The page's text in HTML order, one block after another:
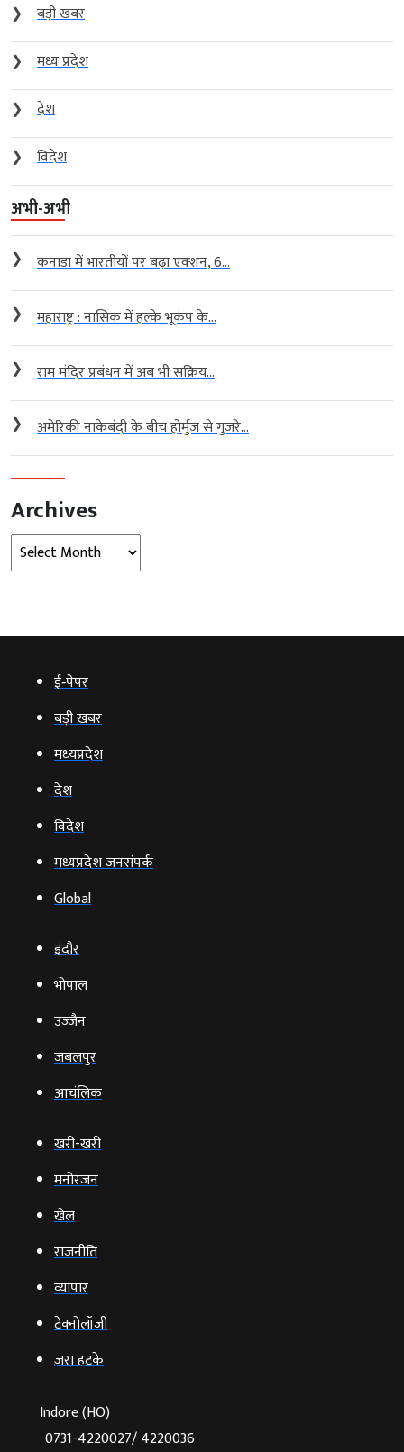
❯
बड़ी खबर
❯
मध्य प्रदेश
❯
देश
❯
विदेश
अभी-अभी
❯ कनाडा में भारतीयों पर बढ़ा एक्शन, 6...
❯ महाराष्ट्र : नासिक में हल्के भूकंप के...
❯ राम मंदिर प्रबंधन में अब भी सक्रिय...
❯ अमेरिकी नाकेबंदी के बीच होर्मुज से गुजरे...
Archives
Archives
ई‑पेपर
बड़ी खबर
मध्‍यप्रदेश
देश
विदेश
मध्यप्रदेश जनसंपर्क
Global
इंदौर
भोपाल
उज्‍जैन
जबलपुर
आचंलिक
खरी-खरी
मनोरंजन
खेल
राजनीति
व्‍यापार
टेक्‍नोलॉजी
ज़रा हटके
Indore (HO)
0731-4220027/ 4220036